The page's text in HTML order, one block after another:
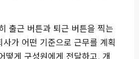
출근 버튼과 퇴근 버튼을 찍는
사가 어떤 기준으로 근무를 계획
떻게 구성원에게 전달하고, 개